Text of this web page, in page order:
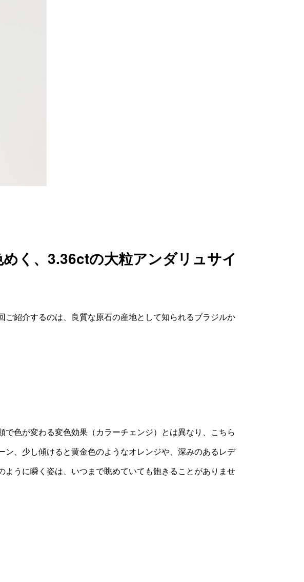
く、3.36ctの大粒アンダリュサイ
紹介するのは、良質な原石の産地として知られるブラジルか
色が変わる変色効果（カラーチェンジ）とは異なり、こちら
、少し傾けると黄金色のようなオレンジや、深みのあるレデ
うに瞬く姿は、いつまで眺めていても飽きることがありませ